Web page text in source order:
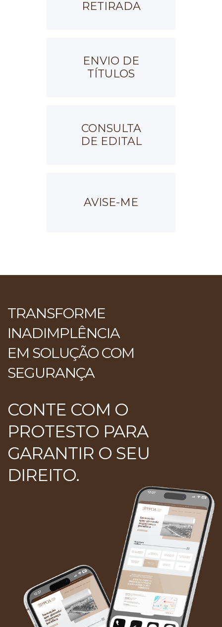
RETIRADA
ENVIO DE
TÍTULOS
CONSULTA
DE EDITAL
AVISE-ME
TRANSFORME
INADIMPLÊNCIA
EM SOLUÇÃO COM
SEGURANÇA
CONTE COM O
PROTESTO PARA
GARANTIR O SEU
DIREITO.